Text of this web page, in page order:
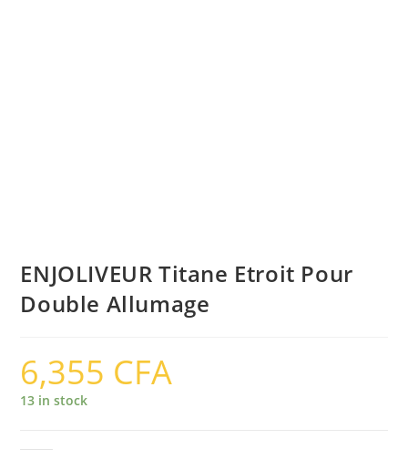
ENJOLIVEUR Titane Etroit Pour
Double Allumage
6,355 CFA
13 in stock